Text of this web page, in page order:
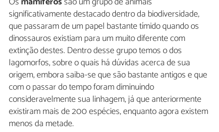
significativamente destacado dentro da biodiversidade,
que passaram de um papel bastante tímido quando os
dinossauros existiam para um muito diferente com
extinção destes. Dentro desse grupo temos o dos
lagomorfos, sobre o quais há dúvidas acerca de sua
origem, embora saiba-se que são bastante antigos e que
com o passar do tempo foram diminuindo
consideravelmente sua linhagem, já que anteriormente
existiram mais de 200 espécies, enquanto agora existem
menos da metade.